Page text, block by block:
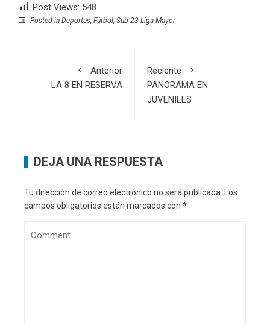
Post Views: 548
Posted in Deportes, Fútbol, Sub 23 Liga Mayor
Anterior
LA 8 EN RESERVA
Reciente
PANORAMA EN
JUVENILES
DEJA UNA RESPUESTA
Tu dirección de correo electrónico no será publicada.
Los
campos obligatorios están marcados con *